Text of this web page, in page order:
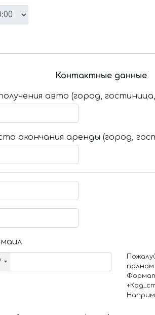
Контактные данные
авто (город,
окончания аренды (город,